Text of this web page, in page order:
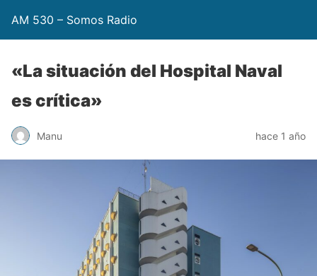
AM 530 – Somos Radio
«La situación del Hospital Naval
es crítica»
Manu hace 1 año